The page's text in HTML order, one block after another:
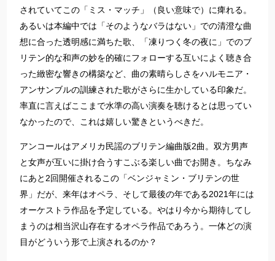
されていてこの「ミス・マッチ」（良い意味で）に痺れる。
あるいは本編中では「そのようなバラはない」での清澄な曲
想に合った透明感に満ちた歌、「凍りつく冬の夜に」でのブ
リテン的な和声の妙を的確にフォローする互いによく聴き合
った緻密な響きの構築など、曲の素晴らしさをハルモニア・
アンサンブルの訓練された歌がさらに生かしている印象だ。
率直に言えばここまで水準の高い演奏を聴けるとは思ってい
なかったので、これは嬉しい驚きというべきだ。
アンコールはアメリカ民謡のブリテン編曲版2曲。双方男声
と女声が互いに掛け合うすこぶる楽しい曲でお開き。ちなみ
にあと2回開催されるこの「ベンジャミン・ブリテンの世
界」だが、来年はオペラ、そして最後の年である2021年には
オーケストラ作品を予定している。やはり今から期待してし
まうのは相当沢山存在するオペラ作品であろう。一体どの演
目がどういう形で上演されるのか？